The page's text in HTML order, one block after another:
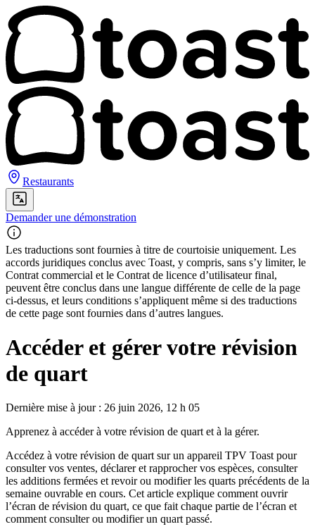
Restaurants
Demander une démonstration
Les traductions sont fournies à titre de courtoisie uniquement. Les
accords juridiques conclus avec Toast, y compris, sans s’y limiter, le
Contrat commercial et le Contrat de licence d’utilisateur final,
peuvent être conclus dans une langue différente de celle de la page
ci-dessus, et leurs conditions s’appliquent même si des traductions
de cette page sont fournies dans d’autres langues.
Accéder et gérer votre révision
de quart
Dernière mise à jour : 26 juin 2026, 12 h 05
Apprenez à accéder à votre révision de quart et à la gérer.
Accédez à votre révision de quart sur un appareil TPV Toast pour
consulter vos ventes, déclarer et rapprocher vos espèces, consulter
les additions fermées et revoir ou modifier les quarts précédents de la
semaine ouvrable en cours. Cet article explique comment ouvrir
l’écran de révision du quart, ce que fait chaque partie de l’écran et
comment consulter ou modifier un quart passé.